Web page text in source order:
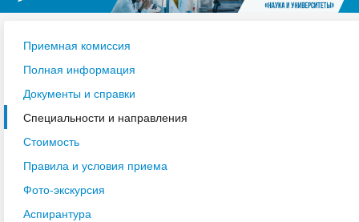
Приемная комиссия
Полная информация
Документы и справки
Специальности и направления
Стоимость
Правила и условия приема
Фото-экскурсия
Аспирантура